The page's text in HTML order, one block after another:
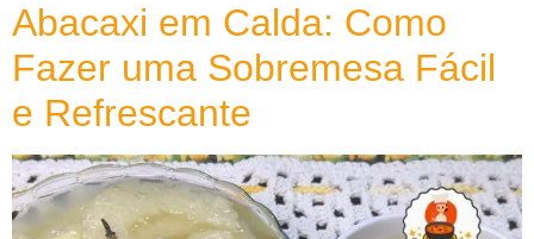
Abacaxi em Calda: Como
Fazer uma Sobremesa Fácil
e Refrescante